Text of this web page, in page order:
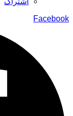
Facebook